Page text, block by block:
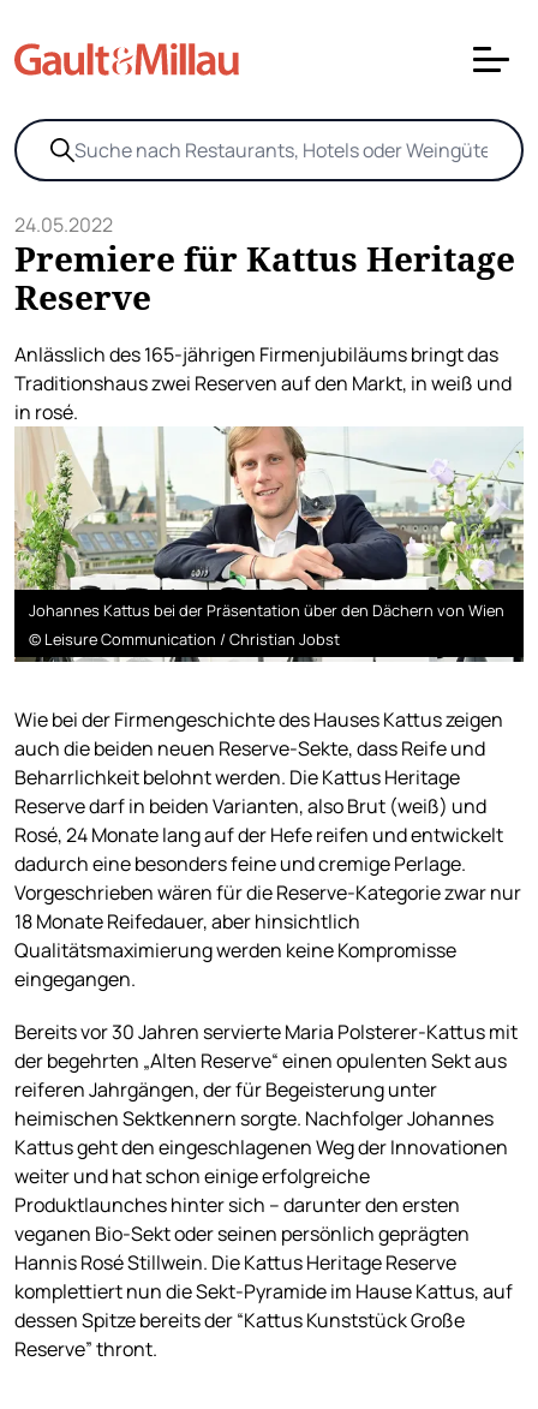
24.05.2022
Premiere für Kattus Heritage
Reserve
Anlässlich des 165-jährigen Firmenjubiläums bringt das
Traditionshaus zwei Reserven auf den Markt, in weiß und
in rosé.
Johannes Kattus bei der Präsentation über den Dächern von Wien
© Leisure Communication / Christian Jobst
Wie bei der Firmengeschichte des Hauses Kattus zeigen
auch die beiden neuen Reserve-Sekte, dass Reife und
Beharrlichkeit belohnt werden. Die Kattus Heritage
Reserve darf in beiden Varianten, also Brut (weiß) und
Rosé, 24 Monate lang auf der Hefe reifen und entwickelt
dadurch eine besonders feine und cremige Perlage.
Vorgeschrieben wären für die Reserve-Kategorie zwar nur
18 Monate Reifedauer, aber hinsichtlich
Qualitätsmaximierung werden keine Kompromisse
eingegangen.
Bereits vor 30 Jahren servierte Maria Polsterer-Kattus mit
der begehrten „Alten Reserve“ einen opulenten Sekt aus
reiferen Jahrgängen, der für Begeisterung unter
heimischen Sektkennern sorgte. Nachfolger Johannes
Kattus geht den eingeschlagenen Weg der Innovationen
weiter und hat schon einige erfolgreiche
Produktlaunches hinter sich – darunter den ersten
veganen Bio-Sekt oder seinen persönlich geprägten
Hannis Rosé Stillwein. Die Kattus Heritage Reserve
komplettiert nun die Sekt-Pyramide im Hause Kattus, auf
dessen Spitze bereits der “Kattus Kunststück Große
Reserve” thront.